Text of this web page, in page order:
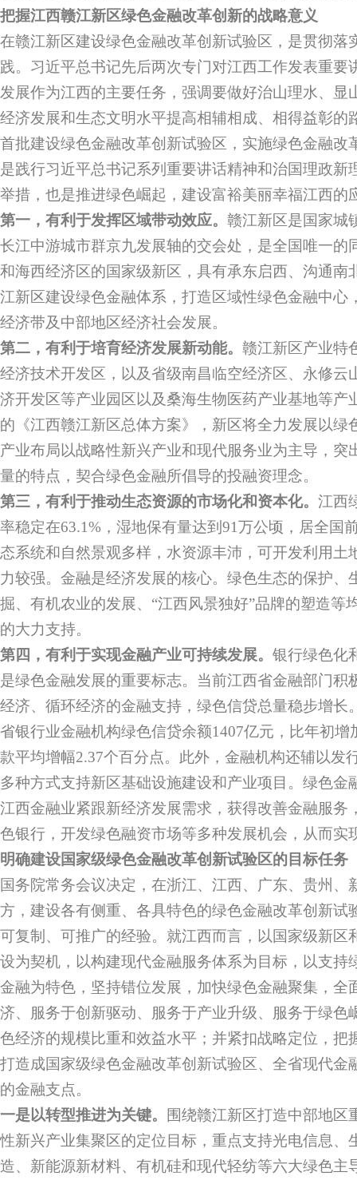
把握江西赣江新区绿色金融改革创新的战略意义
在赣江新区建设绿色金融改革创新试验区，是贯彻落
践。习近平总书记先后两次专门对江西工作发表重要
发展作为江西的主要任务，强调要做好治山理水、显
经济发展和生态文明水平提高相辅相成、相得益彰的
首批建设绿色金融改革创新试验区，实施绿色金融改
是践行习近平总书记系列重要讲话精神和治国理政新
举措，也是推进绿色崛起，建设富裕美丽幸福江西的
第一，有利于发挥区域带动效应。 赣江新区是国家城
长江中游城市群京九发展轴的交会处，是全国唯一的
和海西经济区的国家级新区，具有承东启西、沟通南
江新区建设绿色金融体系，打造区域性绿色金融中心
经济带及中部地区经济社会发展。
第二，有利于培育经济发展新动能。 赣江新区产业特
经济技术开发区，以及省级南昌临空经济区、永修云
济开发区等产业园区以及桑海生物医药产业基地等产
的《江西赣江新区总体方案》，新区将全力发展以绿
产业布局以战略性新兴产业和现代服务业为主导，突
量的特点，契合绿色金融所倡导的投融资理念。
第三，有利于推动生态资源的市场化和资本化。 江西
率稳定在63.1%，湿地保有量达到91万公顷，居全国
态系统和自然景观多样，水资源丰沛，可开发利用土
力较强。金融是经济发展的核心。绿色生态的保护、
掘、有机农业的发展、“江西风景独好”品牌的塑造等
的大力支持。
第四，有利于实现金融产业可持续发展。 银行绿色化
是绿色金融发展的重要标志。当前江西省金融部门积
经济、循环经济的金融支持，绿色信贷总量稳步增长
省银行业金融机构绿色信贷余额1407亿元，比年初增
款平均增幅2.37个百分点。此外，金融机构还辅以发
多种方式支持新区基础设施建设和产业项目。绿色金
江西金融业紧跟新经济发展需求，获得改善金融服务
色银行，开发绿色融资市场等多种发展机会，从而实
明确建设国家级绿色金融改革创新试验区的目标任务
国务院常务会议决定，在浙江、江西、广东、贵州、
方，建设各有侧重、各具特色的绿色金融改革创新试
可复制、可推广的经验。就江西而言，以国家级新区
设为契机，以构建现代金融服务体系为目标，以支持
金融为特色，坚持错位发展，加快绿色金融聚集，全
济、服务于创新驱动、服务于产业升级、服务于绿色
色经济的规模比重和效益水平；并紧扣战略定位，把
打造成国家级绿色金融改革创新试验区、全省现代金
的金融支点。
一是以转型推进为关键。
围绕赣江新区打造中部地区
性新兴产业集聚区的定位目标，重点支持光电信息、
造、新能源新材料、有机硅和现代轻纺等六大绿色主